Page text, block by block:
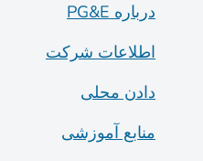
درباره PG&E
اطلاعات شرکت
دادن محلی
منابع آموزشی